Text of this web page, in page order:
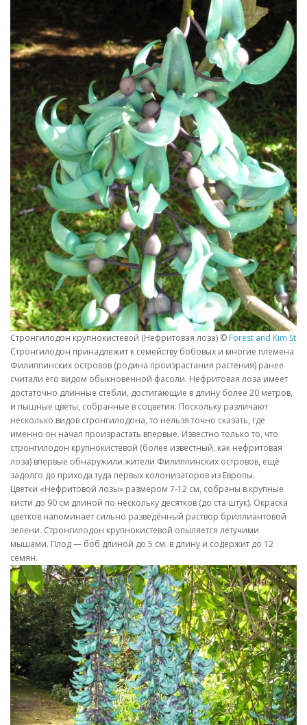
Стронгилодон крупнокистевой (Нефритовая лоза) © Forest and Kim Starr
Стронгилодон принадлежит к семейству бобовых и многие племена
Филиппинских островов (родина произрастания растения) ранее
считали его видом обыкновенной фасоли. Нефритовая лоза имеет
достаточно длинные стебли, достигающие в длину более 20 метров,
и пышные цветы, собранные в соцветия. Поскольку различают
несколько видов стронгилодона, то нельзя точно сказать, где
именно он начал произрастать впервые. Известно только то, что
стронгилодон крупнокистевой (более известный, как нефритовая
лоза) впервые обнаружили жители Филиппинских островов, ещё
задолго до прихода туда первых колонизаторов из Европы.
Цветки «Нефритовой лозы» размером 7-12 см, собраны в крупные
кисти до 90 см длиной по нескольку десятков (до ста штук). Окраска
цветков напоминает сильно разведённый раствор бриллиантовой
зелени. Стронгилодон крупнокистевой опыляется летучими
мышами. Плод — боб длиной до 5 см. в длину и содержит до 12
семян.